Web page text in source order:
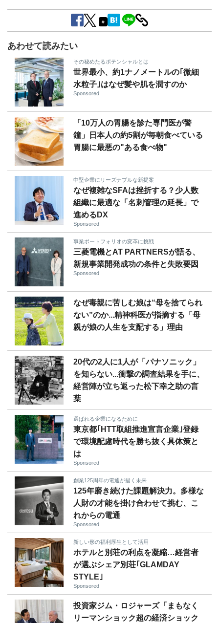
#
あわせて読みたい
その秘めたるポテンシャルとは
世界最小、約1ナノメートルの｢微細
水粒子｣はなぜ髪や肌を潤すのか
Sponsored
「10万人の胃腸を診た専門医が警
鐘」日本人の約5割が毎朝食べている
胃腸に最悪の"ある食べ物"
中堅企業にリーズナブルな新提案
なぜ複雑なSFAは挫折する？少人数
組織に最適な「名刺管理の延長」で
進めるDX
Sponsored
事業ポートフォリオの変革に挑戦
三菱電機とAT PARTNERSが語る、
新規事業開発成功の条件と失敗要因
Sponsored
なぜ毒親に苦しむ娘は“母を捨てられ
ない”のか...精神科医が指摘する「母
親が娘の人生を支配する」理由
20代の2人に1人が「パナソニック」
を知らない...衝撃の調査結果を手に、
経営陣が立ち返った松下幸之助の言
葉
選ばれる企業になるために
東京都｢HTT取組推進宣言企業｣登録
で環境配慮時代を勝ち抜く具体策と
は
Sponsored
創業125周年の電通が描く未来
125年磨き続けた課題解決力。多様な
人財の才能を掛け合わせて挑む、こ
れからの電通
Sponsored
新しい形の福利厚生として活用
ホテルと別荘の利点を凝縮…経営者
が選ぶシェア別荘｢GLAMDAY
STYLE｣
Sponsored
投資家ジム・ロジャーズ「まもなく
リーマンショック超の経済ショック